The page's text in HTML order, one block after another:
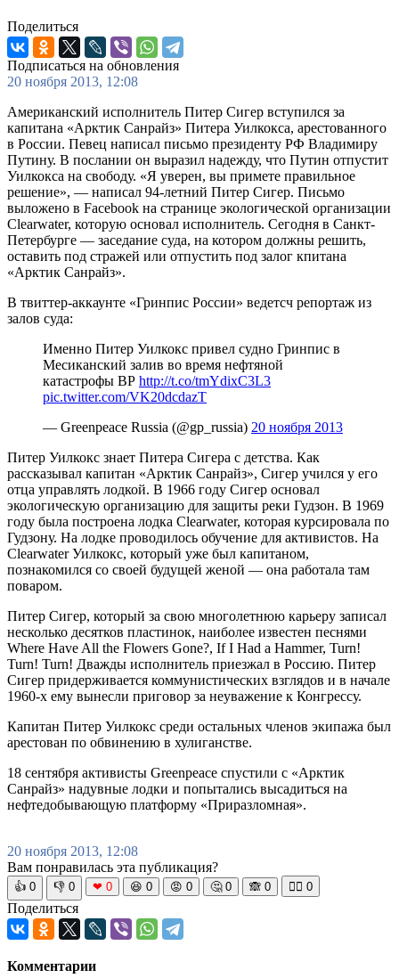
Поделиться
Подписаться на обновления
20 ноября 2013, 12:08
Американский исполнитель Питер Сигер вступился за
капитана «Арктик Санрайз» Питера Уилкокса, арестованного
в России. Певец написал письмо президенту РФ Владимиру
Путину. В послании он выразил надежду, что Путин отпустит
Уилкокса на свободу. «Я уверен, вы примете правильное
решение», — написал 94-летний Питер Сигер. Письмо
выложено в Facebook на странице экологической организации
Clearwater, которую основал исполнитель. Сегодня в Санкт-
Петербурге — заседание суда, на котором должны решить,
оставить под стражей или отпустить под залог кпитана
«Арктик Санрайз».
В твиттер-аккаунте «Гринпис России» ведетсч репортаж из
залов суда:
Именно Питер Уилкокс привел судно Гринпис в
Месиканский залив во время нефтяной
катастрофы ВР http://t.co/tmYdixC3L3
pic.twitter.com/VK20dcdazT
— Greenpeace Russia (@gp_russia) 20 ноября 2013
Питер Уилкокс знает Питера Сигера с детства. Как
рассказывал капитан «Арктик Санрайз», Сигер учился у его
отца управлять лодкой. В 1966 году Сигер основал
экологическую организацию для защиты реки Гудзон. В 1969
году была построена лодка Clearwater, которая курсировала по
Гудзону. На лодке проводилось обучение для активистов. На
Clearwater Уилкокс, который уже был капитаном,
познакомился со своей будущей женой — она работала там
поваром.
Питер Сигер, который за свою многолетнюю карьеру записал
несколько десятков пластинок, наиболее известен песнями
Where Have All the Flowers Gone?, If I Had a Hammer, Turn!
Turn! Turn! Дважды исполнитель приезжал в Россию. Питер
Сигер придерживается коммунистических взглядов и в начале
1960-х ему вынесли приговор за неуважение к Конгрессу.
Капитан Питер Уилкокс среди остальных членов экипажа был
арестован по обвинению в хулиганстве.
18 сентября активисты Greenpeace спустили с «Арктик
Санрайз» надувные лодки и попытались высадиться на
нефтедобывающую платформу «Приразломная».
20 ноября 2013, 12:08
Вам понравилась эта публикация?
👍 0 👎 0 ❤ 0 😆 0 😡 0 🤔 0 🙈 0 🧘‍♀️ 0
Поделиться
Комментарии